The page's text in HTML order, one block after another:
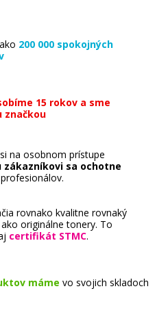
200 000 spokojných
15 rokov a sme
značkou
na osobnom prístupe
zákazníkovi sa ochotne
rovnako kvalitne rovnaký
originálne tonery. To
certifikát STMC.
máme vo svojich skladoch